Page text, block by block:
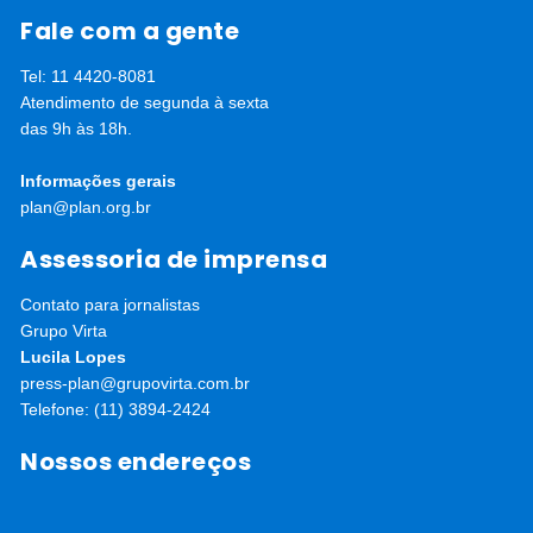
Fale com a gente
Tel: 11 4420-8081
Atendimento de segunda à sexta
das 9h às 18h.
Informações gerais
plan@plan.org.br
Assessoria de imprensa
Contato para jornalistas
Grupo Virta
Lucila Lopes
press-plan@grupovirta.com.br
Telefone: (11) 3894-2424
Nossos endereços